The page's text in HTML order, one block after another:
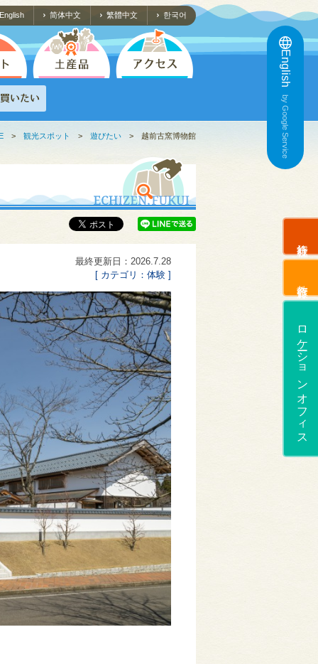
English 简体中文 繁體中文 한국어
English
by Google Service
> 観光スポット > 遊びたい > 越前古窯博物館
最終更新日：2026.7.28
[ カテゴリ：体験 ]
ロケーションオフィス